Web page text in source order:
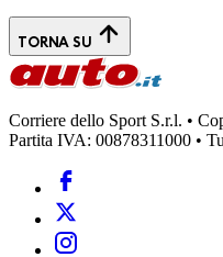
TORNA SU
Corriere dello Sport S.r.l. •
Partita IVA: 00878311000 •